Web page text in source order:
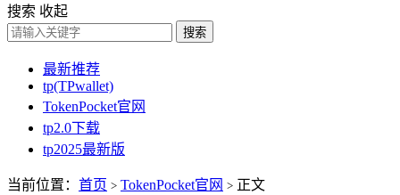
搜索 收起
搜索
最新推荐
tp(TPwallet)
TokenPocket官网
tp2.0下载
tp2025最新版
当前位置： 首页 > TokenPocket官网 > 正文